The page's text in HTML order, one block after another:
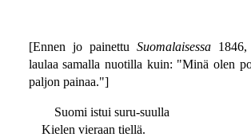
[Ennen jo painettu Suomalaisessa1846,
laulaa samalla nuotilla kuin: "Minä olen
paljon painaa."]
Suomi istui suru-suulla
Kielen vieraan tiellä.